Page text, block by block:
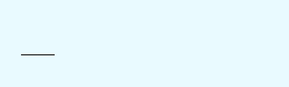
——